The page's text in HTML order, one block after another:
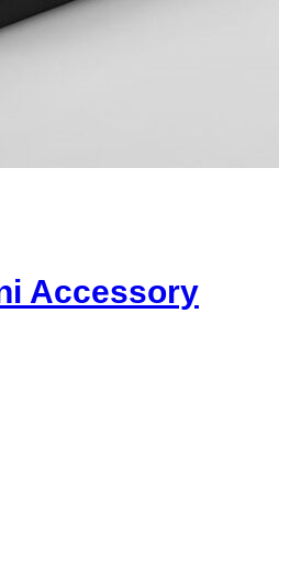
Accessory